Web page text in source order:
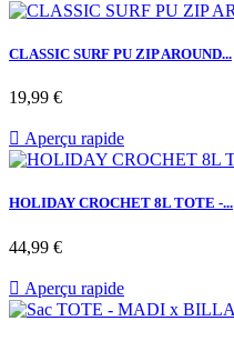
CLASSIC SURF PU ZIP AROUND...
Prix
19,99 €
 Aperçu rapide
HOLIDAY CROCHET 8L TOTE -...
Prix
44,99 €
 Aperçu rapide